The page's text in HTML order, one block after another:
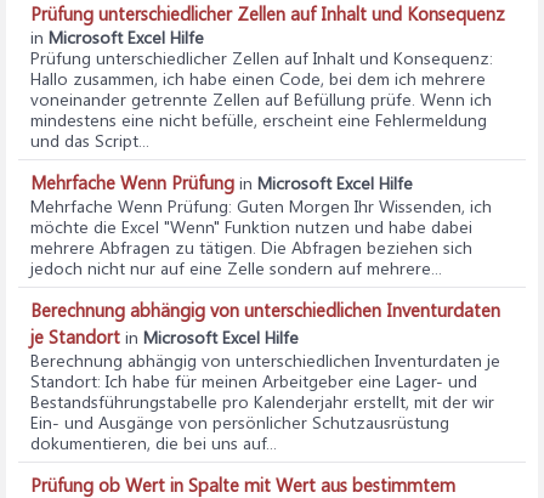
Prüfung unterschiedlicher Zellen auf Inhalt und Konsequenz
in Microsoft Excel Hilfe
Prüfung unterschiedlicher Zellen auf Inhalt und Konsequenz:
Hallo zusammen, ich habe einen Code, bei dem ich mehrere
voneinander getrennte Zellen auf Befüllung prüfe. Wenn ich
mindestens eine nicht befülle, erscheint eine Fehlermeldung
und das Script...
Mehrfache Wenn Prüfung in Microsoft Excel Hilfe
Mehrfache Wenn Prüfung: Guten Morgen Ihr Wissenden, ich
möchte die Excel "Wenn" Funktion nutzen und habe dabei
mehrere Abfragen zu tätigen. Die Abfragen beziehen sich
jedoch nicht nur auf eine Zelle sondern auf mehrere...
Berechnung abhängig von unterschiedlichen Inventurdaten
je Standort in Microsoft Excel Hilfe
Berechnung abhängig von unterschiedlichen Inventurdaten je
Standort: Ich habe für meinen Arbeitgeber eine Lager- und
Bestandsführungstabelle pro Kalenderjahr erstellt, mit der wir
Ein- und Ausgänge von persönlicher Schutzausrüstung
dokumentieren, die bei uns auf...
Prüfung ob Wert in Spalte mit Wert aus bestimmtem